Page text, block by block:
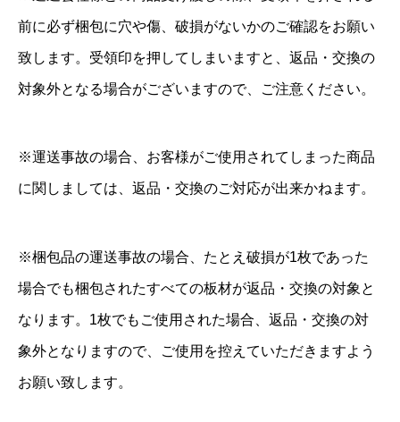
前に必ず梱包に穴や傷、破損がないかのご確認をお願い
致します。受領印を押してしまいますと、返品・交換の
対象外となる場合がございますので、ご注意ください。
※運送事故の場合、お客様がご使用されてしまった商品
に関しましては、返品・交換のご対応が出来かねます。
※梱包品の運送事故の場合、たとえ破損が1枚であった
場合でも梱包されたすべての板材が返品・交換の対象と
なります。1枚でもご使用された場合、返品・交換の対
象外となりますので、ご使用を控えていただきますよう
お願い致します。